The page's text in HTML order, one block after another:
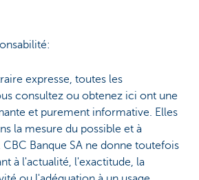
expresse, toutes les
consultez ou obtenez ici ont une
et purement informative. Elles
la mesure du possible et à
Banque SA ne donne toutefois
à l'actualité, l'exactitude, la